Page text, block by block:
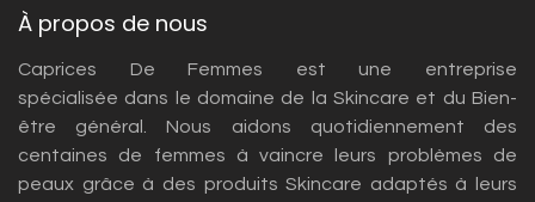
À propos de nous
Caprices De Femmes est une entreprise
spécialisée dans le domaine de la Skincare et du Bien-
être général. Nous aidons quotidiennement des
centaines de femmes à vaincre leurs problèmes de
peaux grâce à des produits Skincare adaptés à leurs